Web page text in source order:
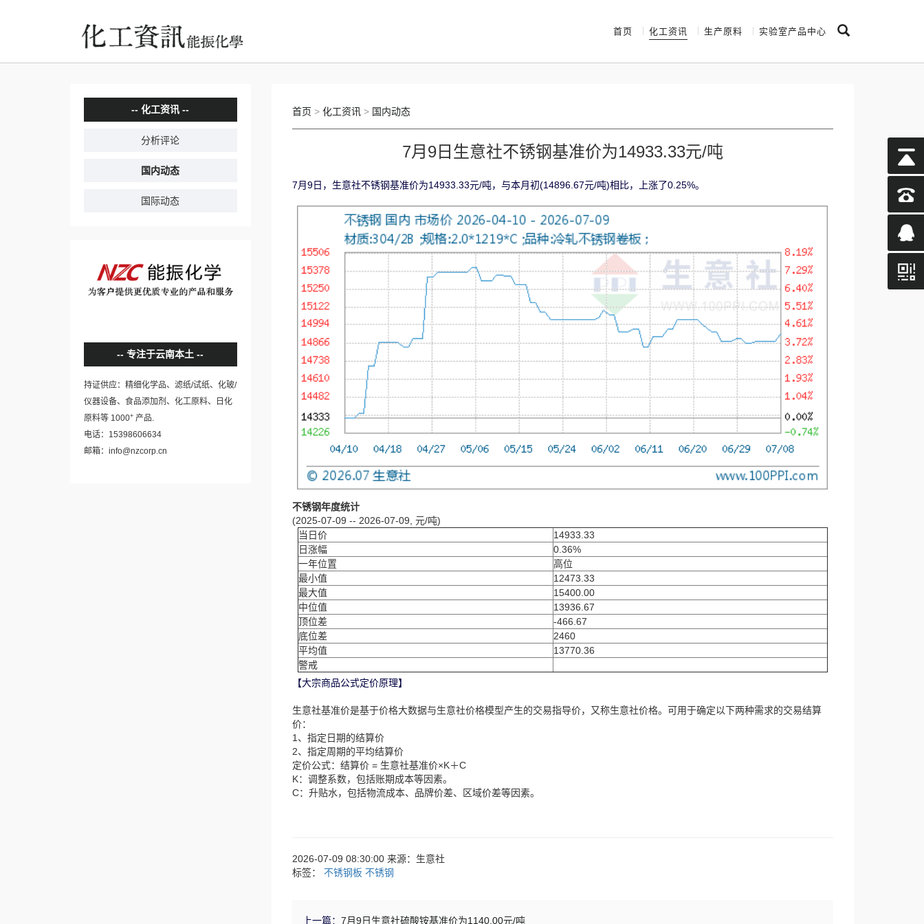
首页 化工资讯 生产原料 实验室产品中心
化工资讯
分析评论
国内动态
国际动态
专注于云南本土
持证供应：精细化学品、滤纸/试纸、化玻/
仪器设备、食品添加剂、化工原料、日化
原料等 1000+ 产品.
电话：15398606634
邮箱：info@nzcorp.cn
首页 > 化工资讯> 国内动态
7月9日生意社不锈钢基准价为14933.33元/吨
7月9日，生意社不锈钢基准价为14933.33元/吨，与本月初(14896.67元/吨)相比，上涨了0.25%。
不锈钢年度统计
(2025-07-09 -- 2026-07-09, 元/吨)
当日价
14933.33
日涨幅
0.36%
一年位置
高位
最小值
12473.33
最大值
15400.00
中位值
13936.67
顶位差
-466.67
底位差
2460
平均值
13770.36
警戒
【大宗商品公式定价原理】
生意社基准价是基于价格大数据与生意社价格模型产生的交易指导价，又称生意社价格。可用于确定以下两种需求的交易结算
价：
1、指定日期的结算价
2、指定周期的平均结算价
定价公式：结算价 = 生意社基准价×K＋C
K：调整系数，包括账期成本等因素。
C：升贴水，包括物流成本、品牌价差、区域价差等因素。
2026-07-09 08:30:00 来源：生意社
标签： 不锈钢板 不锈钢
上一篇： 7月9日生意社硫酸铵基准价为1140.00元/吨